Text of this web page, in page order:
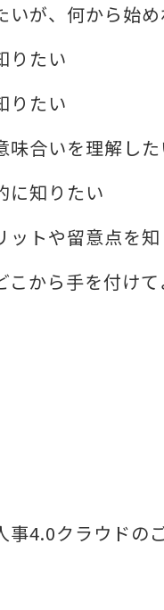
が、何から始
りたい
りたい
味合いを理解した
に知りたい
ットや留意点を
から手を付け
事4.0クラウドの